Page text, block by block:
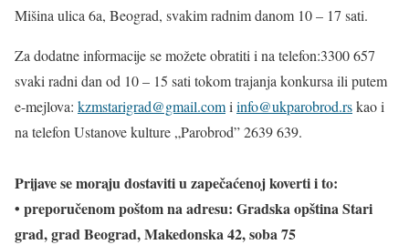
Mišina ulica 6a, Beograd, svakim radnim danom 10 – 17 sati.
Za dodatne informacije se možete obratiti i na telefon:3300 657
svaki radni dan od 10 – 15 sati tokom trajanja konkursa ili putem
e-mejlova: kzmstarigrad@gmail.comi info@ukparobrod.rskao i
na telefon Ustanove kulture „Parobrod” 2639 639.
Prijave se moraju dostaviti u zapečaćenoj koverti i to:
• preporučenom poštom na adresu: Gradska opština Stari
grad, grad Beograd, Makedonska 42, soba 75